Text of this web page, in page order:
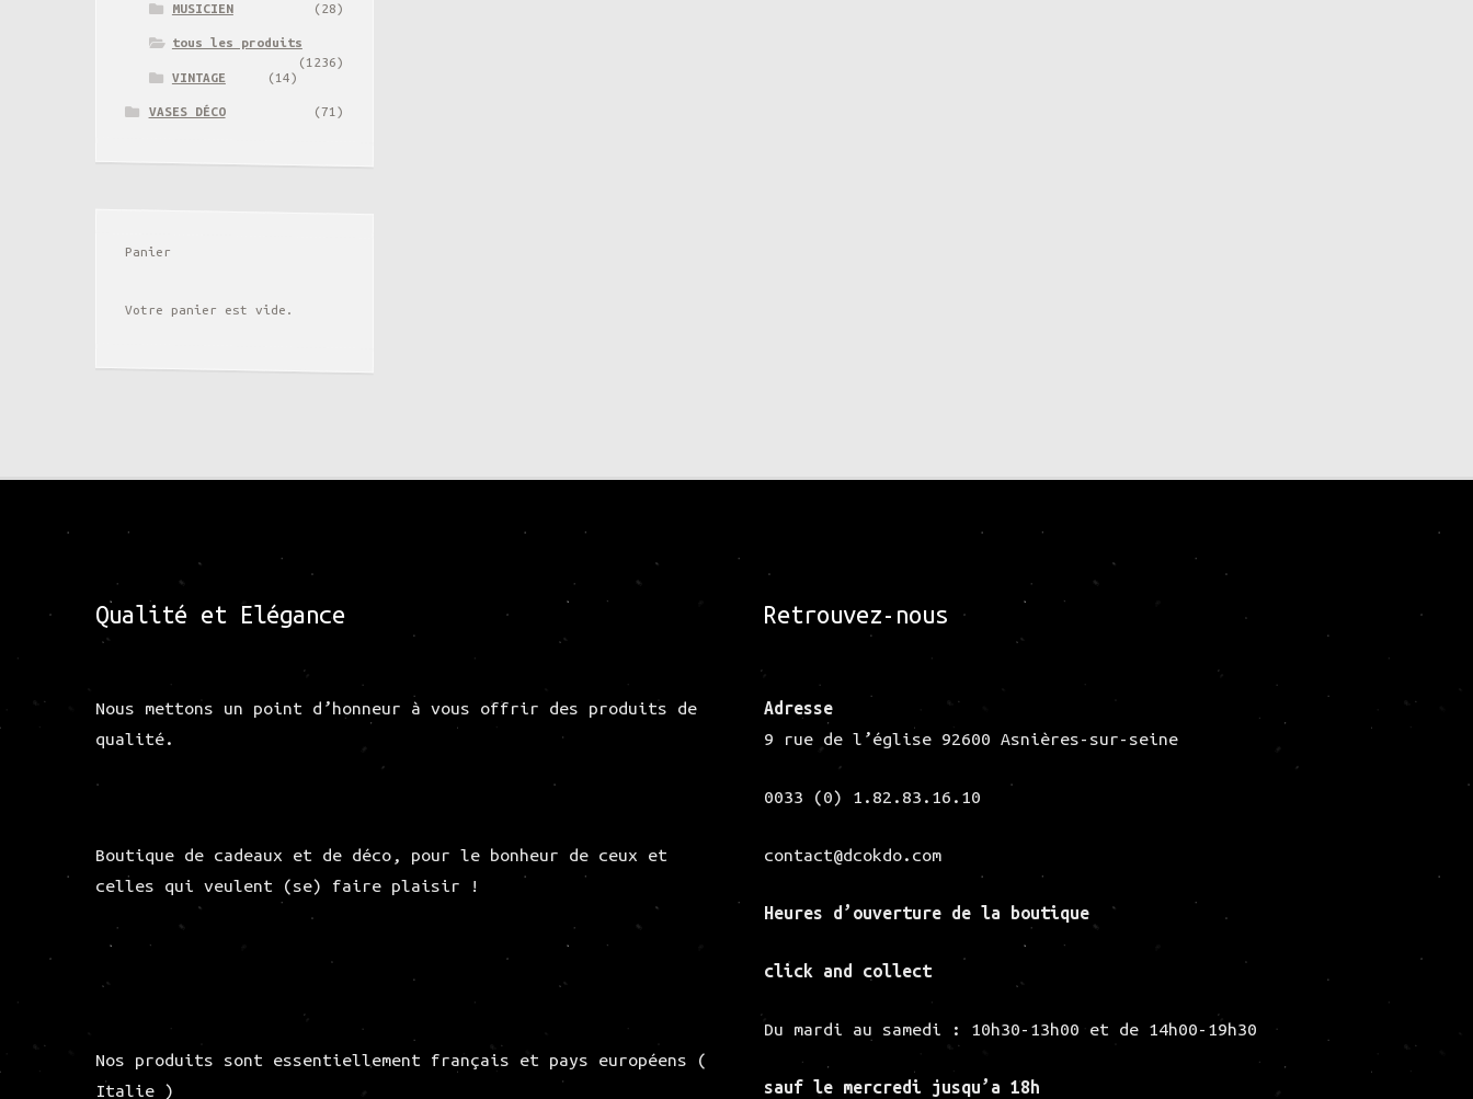
MUSICIEN (28)
tous les produits
(1236)
VINTAGE
(14)
VASES DÉCO (71)
Panier
Votre panier est vide.
Qualité et Elégance
Nous mettons un point d’honneur à vous offrir des produits de
qualité.
Boutique de cadeaux et de déco, pour le bonheur de ceux et
celles qui veulent (se) faire plaisir !
Nos produits sont essentiellement français et pays européens (
Italie )
Retrouvez-nous
Adresse
9 rue de l’église 92600 Asnières-sur-seine
0033 (0) 1.82.83.16.10
contact@dcokdo.com
Heures d’ouverture de la boutique
click and collect
Du mardi au samedi : 10h30-13h00 et de 14h00-19h30
sauf le mercredi jusqu’a 18h